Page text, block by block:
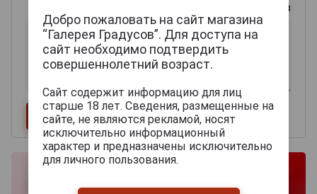
из 2000 знаков
Добро пожаловать на сайт магазина
“Галерея Градусов”. Для доступа на
сайт необходимо подтвердить
совершеннолетний возраст.
Сайт содержит информацию для лиц
старше 18 лет. Сведения, размещенные на
сайте, не являются рекламой, носят
исключительно информационный
характер и предназначены исключительно
для личного пользования.